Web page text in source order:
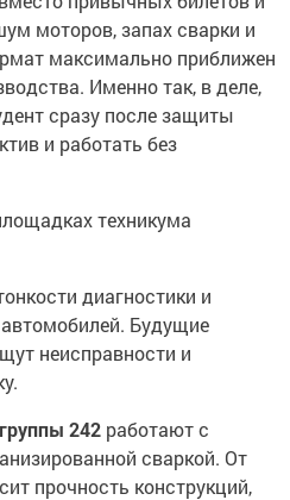
моторов, запах сварки и
максимально приближен
Именно так, в деле,
сразу после защиты
и работать без
техникума
диагностики и
Будущие
неисправности и
242 работают с
сваркой. От
прочность конструкций,